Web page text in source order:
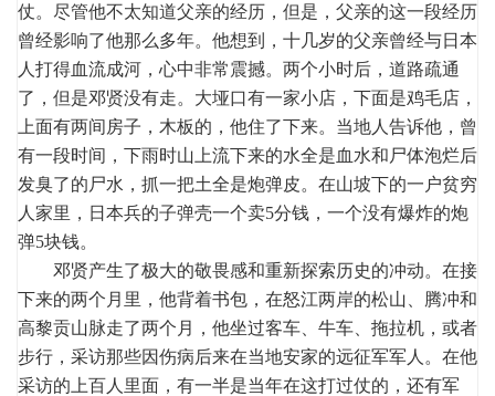
仗。尽管他不太知道父亲的经历，但是，父亲的这一段经历
曾经影响了他那么多年。他想到，十几岁的父亲曾经与日本
人打得血流成河，心中非常震撼。两个小时后，道路疏通
了，但是邓贤没有走。大垭口有一家小店，下面是鸡毛店，
上面有两间房子，木板的，他住了下来。当地人告诉他，曾
有一段时间，下雨时山上流下来的水全是血水和尸体泡烂后
发臭了的尸水，抓一把土全是炮弹皮。在山坡下的一户贫穷
人家里，日本兵的子弹壳一个卖5分钱，一个没有爆炸的炮
弹5块钱。
邓贤产生了极大的敬畏感和重新探索历史的冲动。在接
下来的两个月里，他背着书包，在怒江两岸的松山、腾冲和
高黎贡山脉走了两个月，他坐过客车、牛车、拖拉机，或者
步行，采访那些因伤病后来在当地安家的远征军军人。在他
采访的上百人里面，有一半是当年在这打过仗的，还有军